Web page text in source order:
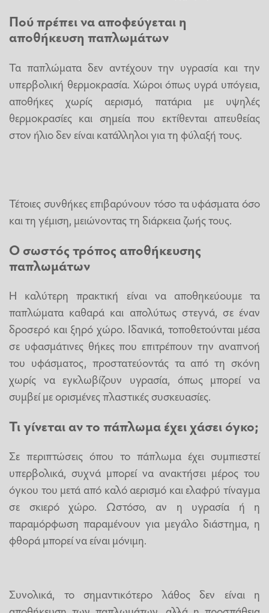
Πού πρέπει να αποφεύγεται η
αποθήκευση παπλωμάτων
Τα παπλώματα δεν αντέχουν την υγρασία και την
υπερβολική θερμοκρασία. Χώροι όπως υγρά υπόγεια,
αποθήκες χωρίς αερισμό, πατάρια με υψηλές
θερμοκρασίες και σημεία που εκτίθενται απευθείας
στον ήλιο δεν είναι κατάλληλοι για τη φύλαξή τους.
Τέτοιες συνθήκες επιβαρύνουν τόσο τα υφάσματα όσο
και τη γέμιση, μειώνοντας τη διάρκεια ζωής τους.
Ο σωστός τρόπος αποθήκευσης
παπλωμάτων
Η καλύτερη πρακτική είναι να αποθηκεύουμε τα
παπλώματα καθαρά και απολύτως στεγνά, σε έναν
δροσερό και ξηρό χώρο. Ιδανικά, τοποθετούνται μέσα
σε υφασμάτινες θήκες που επιτρέπουν την αναπνοή
του υφάσματος, προστατεύοντάς τα από τη σκόνη
χωρίς να εγκλωβίζουν υγρασία, όπως μπορεί να
συμβεί με ορισμένες πλαστικές συσκευασίες.
Τι γίνεται αν το πάπλωμα έχει χάσει όγκο;
Σε περιπτώσεις όπου το πάπλωμα έχει συμπιεστεί
υπερβολικά, συχνά μπορεί να ανακτήσει μέρος του
όγκου του μετά από καλό αερισμό και ελαφρύ τίναγμα
σε σκιερό χώρο. Ωστόσο, αν η υγρασία ή η
παραμόρφωση παραμένουν για μεγάλο διάστημα, η
φθορά μπορεί να είναι μόνιμη.
Συνολικά, το σημαντικότερο λάθος δεν είναι η